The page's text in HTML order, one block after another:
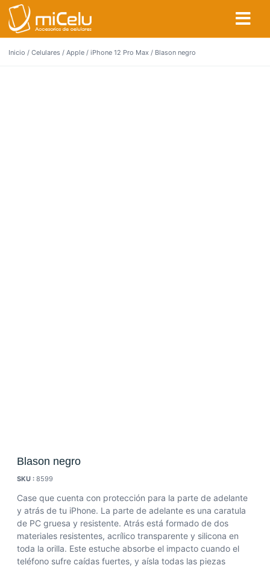
Inicio / Celulares / Apple / iPhone 12 Pro Max / Blason negro
Blason negro
SKU : 8599
Case que cuenta con protección para la parte de adelante
y atrás de tu iPhone. La parte de adelante es una caratula
de PC gruesa y resistente. Atrás está formado de dos
materiales resistentes, acrílico transparente y silicona en
toda la orilla. Este estuche absorbe el impacto cuando el
teléfono sufre caídas fuertes, y aísla todas las piezas